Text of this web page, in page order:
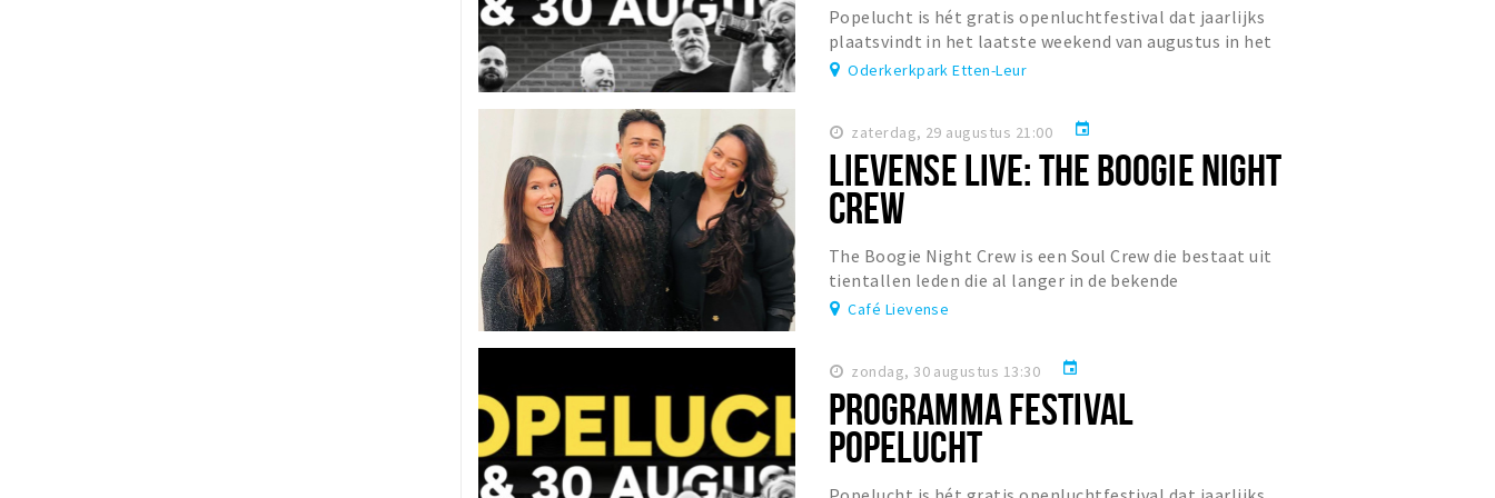
Popelucht is hét gratis openluchtfestival dat jaarlijks
plaatsvindt in het laatste weekend van augustus in het
Oderkerkpark.
Oderkerkpark Etten-Leur
zaterdag, 29 augustus 21:00 event
LIEVENSE LIVE: THE BOOGIE NIGHT
CREW
The Boogie Night Crew is een Soul Crew die bestaat uit
tientallen leden die al langer in de bekende
muziekscene mee gaan. Met verschillende samenstell...
Café Lievense
zondag, 30 augustus 13:30 event
PROGRAMMA FESTIVAL
POPELUCHT